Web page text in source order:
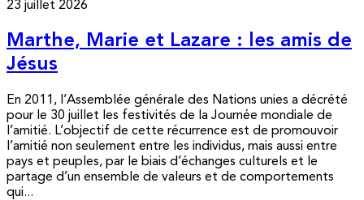
23 juillet 2026
Marthe, Marie et Lazare : les amis de
Jésus
En 2011, l’Assemblée générale des Nations unies a décrété
pour le 30 juillet les festivités de la Journée mondiale de
l’amitié. L’objectif de cette récurrence est de promouvoir
l’amitié non seulement entre les individus, mais aussi entre
pays et peuples, par le biais d’échanges culturels et le
partage d’un ensemble de valeurs et de comportements
qui...